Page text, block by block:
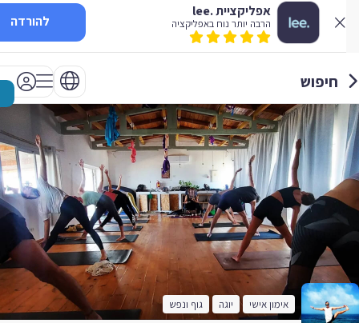
אפליקציית .lee
הרבה יותר נוח באפליקציה להורדה
חיפוש
אימון אישי יוגה גוף ונפש